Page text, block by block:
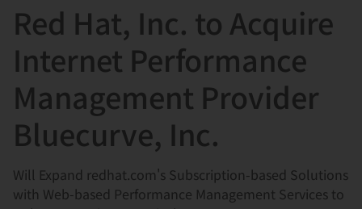
だ
さ
Red Hat, Inc. to Acquire
Internet Performance
Management Provider
Bluecurve, Inc.
Will Expand redhat.com's Subscription-based Solutions
with Web-based Performance Management Services to